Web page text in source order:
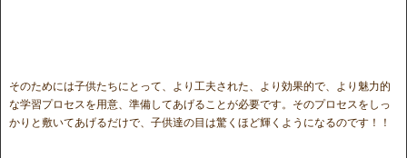
そのためには子供たちにとって、より工夫された、より効果的で、より魅力的
な学習プロセスを用意、準備してあげることが必要です。そのプロセスをしっ
かりと敷いてあげるだけで、子供達の目は驚くほど輝くようになるのです！！